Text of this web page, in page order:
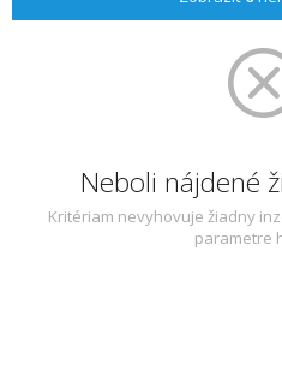
Neboli nájdené
Kritériam nevyhovuje žiadny
parametre